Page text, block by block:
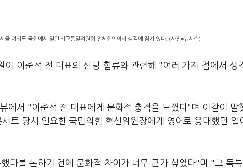
울 여의도 국회에서 열린 외교통일위원회 전체회의에서 생각에 잠겨 있다. (사진=뉴시스)
이 이준석 전 대표의 신당 합류와 관련해 "여러 가지 점에서 생
에서 "이준석 전 대표에게 문화적 충격을 느꼈다"며 이같이 말
트 당시 인요한 국민의힘 혁신위원장에게 영어로 응대했던 일
다를 논하기 전에 문화적 차이가 너무 큰가 싶었다"며 "그 독